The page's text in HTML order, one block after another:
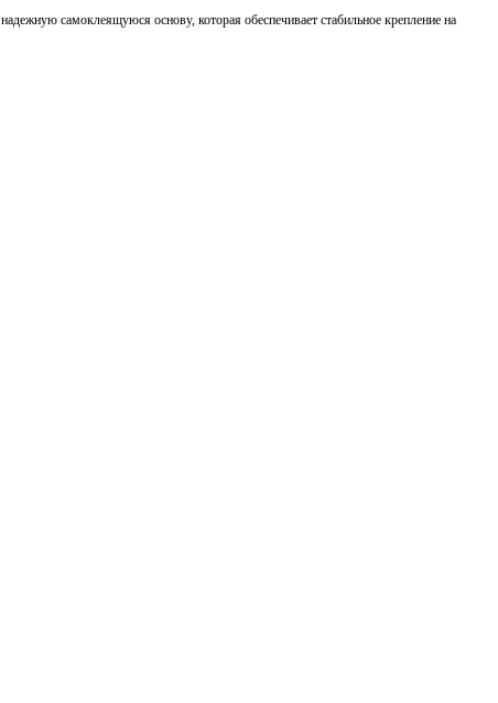
самоклеящуюся основу, которая обеспечивает стабильное крепление на